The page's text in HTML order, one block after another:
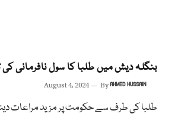
بنگلہ دیش میں طلبا کا سول نافرمانی
August 4, 2024 ByAHMED HUSSAIN
طلبا کی طرف سے حکومت پر مزید مراعات